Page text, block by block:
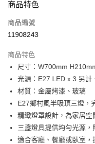
信用卡一次付款
LINE Pay
街口支付
悠遊付
Google Pay
全盈+PAY
AFTEE先享後付
商品特色
商品編號
11908243
商品特色
尺寸：W700mm
光源：E27 LED x 3 另計
材質：金屬烤漆、玻璃
E27鄉村風半吸頂三燈，
精緻燈罩設計，為家居空
三盞燈具提供均勻光源，
適合客廳、餐廳或臥室，